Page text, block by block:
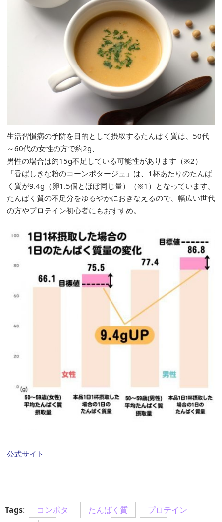
生活習慣病の予防を目的として摂取するたんぱく質は、50代
～60代の女性の方で約2g、
男性の場合は約15g不足している可能性があります（※2）
「香ばしきな粉のコーンポタージュ」は、1杯あたりのたんぱ
く質が9.4g（卵1.5個とほぼ同じ量）（※1）となっています。
たんぱく質の不足分をゆるやかにおぎなえるので、幅広い世代
の方やプロテイン初心者にもおすすめ。
公式サイト
Tags: コンポタ たんぱく質
プロテイン